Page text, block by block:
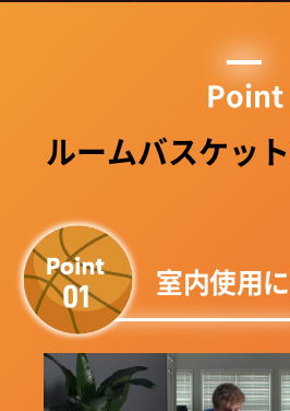
Point
ルームバスケッ
室内使用